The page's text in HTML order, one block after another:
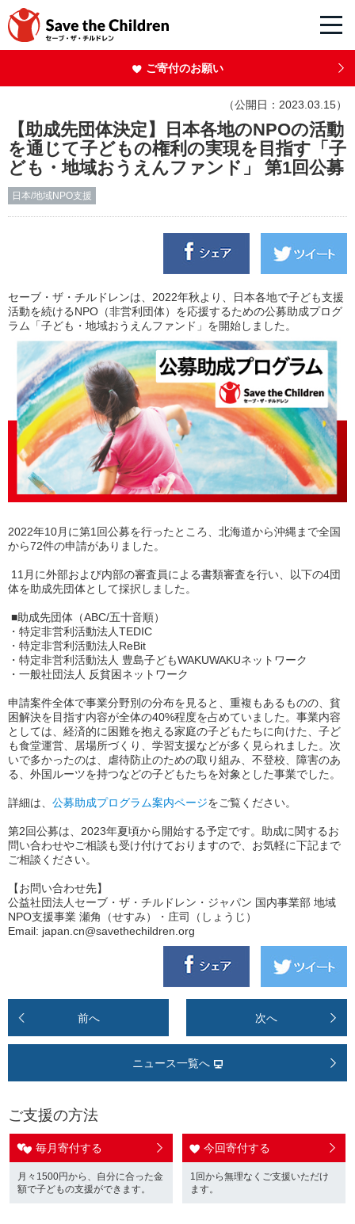
ご寄付のお願い
（公開日：2023.03.15）
【助成先団体決定】日本各地のNPOの活動
を通じて子どもの権利の実現を目指す「子
ども・地域おうえんファンド」 第1回公募
日本/地域NPO支援
セーブ・ザ・チルドレンは、 2022年秋より、日本各地で子ども支援
活動を続けるNPO （非営利団体）を応援するための公募助成プログ
ラム「子ども・地域おうえんファンド」を開始しました 。
2022年10月に第1回公募を行ったところ、北海道から沖縄まで全国
から72件の申請がありました。
11月に外部および内部の審査員による書類審査を行い、以下の4団
体を助成先団体として採択しました。
■助成先団体（ABC/五十音順）
・特定非営利活動法人TEDIC
・特定非営利活動法人ReBit
・特定非営利活動法人 豊島子どもWAKUWAKUネットワーク
・一般社団法人 反貧困ネットワーク
申請案件全体で事業分野別の分布を見ると、重複もあるものの、貧
困解決を目指す内容が全体の40%程度を占めていました。事業内容
としては、経済的に困難を抱える家庭の子どもたちに向けた、子ど
も食堂運営、居場所づくり、学習支援などが多く見られました。次
いで多かったのは、虐待防止のための取り組み、不登校、障害のあ
る、外国ルーツを持つなどの子どもたちを対象とした事業でした。
詳細は、 公募助成プログラム案内ページをご覧ください。
第2回公募は、2023年夏頃から開始する予定です。助成に関するお
問い合わせやご相談も受け付けておりますので、お気軽に下記まで
ご相談ください。
【お問い合わせ先】
公益社団法人セーブ・ザ・チルドレン・ジャパン 国内事業部 地域
NPO支援事業 瀬角（せすみ）・庄司（しょうじ）
Email: japan.cn@savethechildren.org
前へ 次へ
ニュース一覧へ
ご支援の方法
毎月寄付する
月々1500円から、自分に合った金
額で子どもの支援ができます。
今回寄付する
1回から無理なくご支援いただけ
ます。